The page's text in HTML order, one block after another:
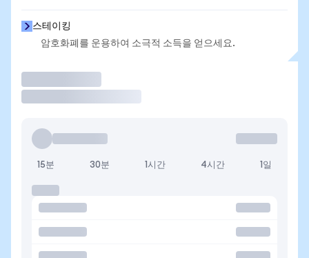
스테이킹
암호화폐를 운용하여 소극적 소득을 얻으세요.
15분 30분 1시간 4시간 1일